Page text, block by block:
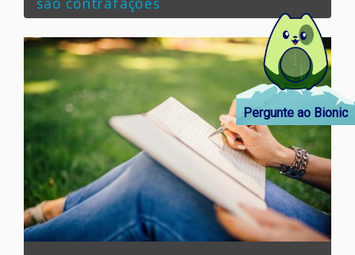
Pergunte ao Bionic